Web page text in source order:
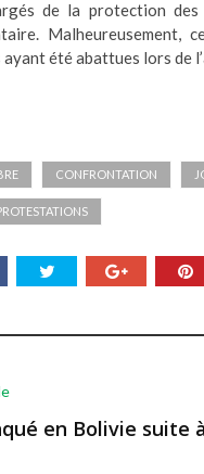
de la protection
été abattues lors de
CONFRONTATION
en Bolivie suite